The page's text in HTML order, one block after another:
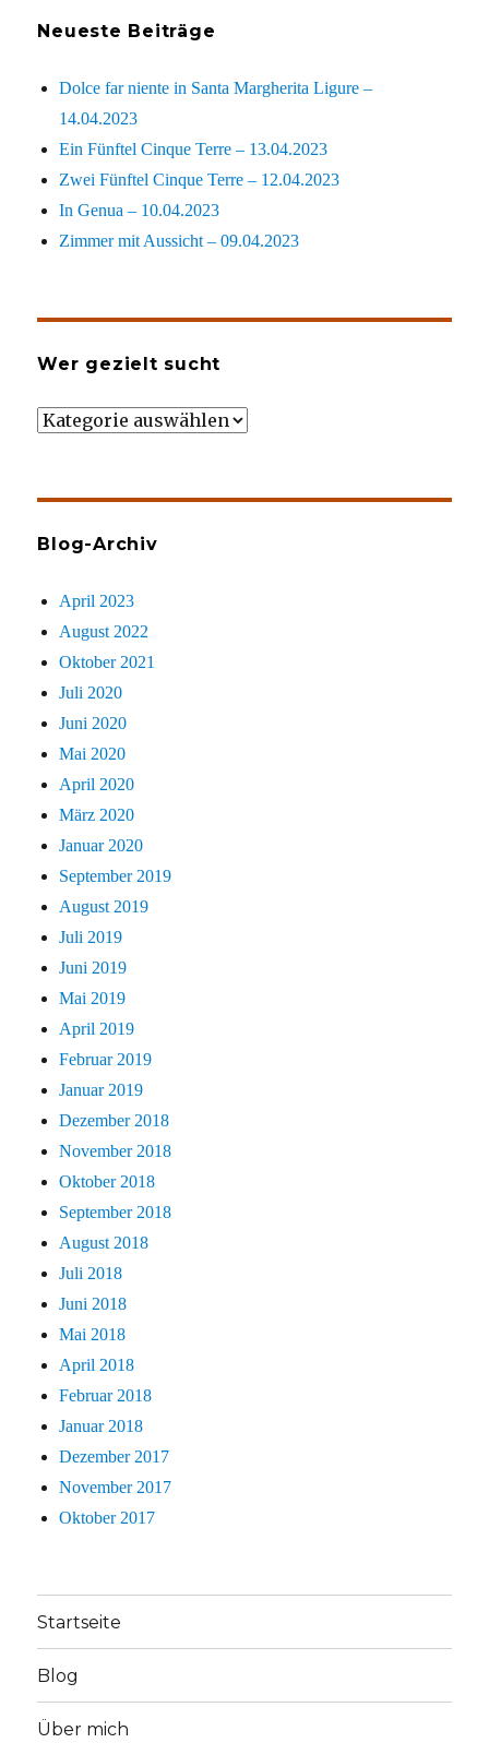
Neueste Beiträge
Dolce far niente in Santa Margherita Ligure –
14.04.2023
Ein Fünftel Cinque Terre – 13.04.2023
Zwei Fünftel Cinque Terre – 12.04.2023
In Genua – 10.04.2023
Zimmer mit Aussicht – 09.04.2023
Wer gezielt sucht
Wer
Blog-Archiv
April 2023
August 2022
Oktober 2021
Juli 2020
Juni 2020
Mai 2020
April 2020
März 2020
Januar 2020
September 2019
August 2019
Juli 2019
Juni 2019
Mai 2019
April 2019
Februar 2019
Januar 2019
Dezember 2018
November 2018
Oktober 2018
September 2018
August 2018
Juli 2018
Juni 2018
Mai 2018
April 2018
Februar 2018
Januar 2018
Dezember 2017
November 2017
Oktober 2017
Startseite
Blog
Über mich